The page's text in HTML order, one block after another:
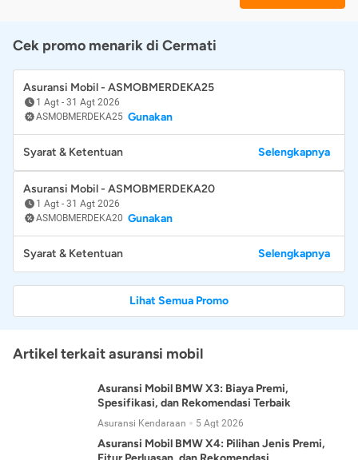
Cek promo menarik di Cermati
Asuransi Mobil - ASMOBMERDEKA25
1 Agt - 31 Agt 2026
ASMOBMERDEKA25 Gunakan
Syarat & Ketentuan Selengkapnya
Asuransi Mobil - ASMOBMERDEKA20
1 Agt - 31 Agt 2026
ASMOBMERDEKA20 Gunakan
Syarat & Ketentuan Selengkapnya
Lihat Semua Promo
Artikel terkait asuransi mobil
Asuransi Mobil BMW X3: Biaya Premi,
Spesifikasi, dan Rekomendasi Terbaik
Asuransi Kendaraan 5 Agt 2026
Asuransi Mobil BMW X4: Pilihan Jenis Premi,